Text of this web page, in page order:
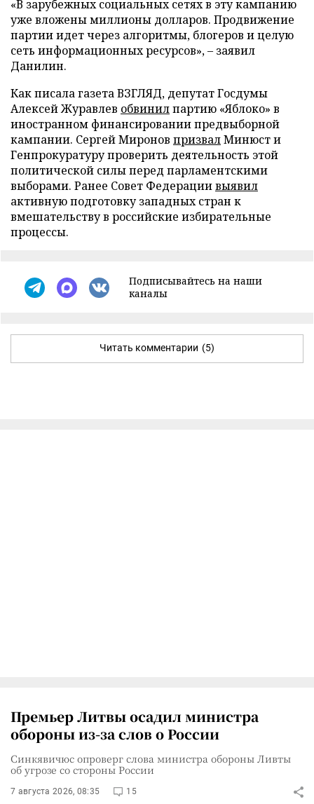
«В зарубежных социальных сетях в эту кампанию
уже вложены миллионы долларов. Продвижение
партии идет через алгоритмы, блогеров и целую
сеть информационных ресурсов», – заявил
Данилин.
Как писала газета ВЗГЛЯД, депутат Госдумы
Алексей Журавлев обвинилпартию «Яблоко» в
иностранном финансировании предвыборной
кампании. Сергей Миронов призвалМинюст и
Генпрокуратуру проверить деятельность этой
политической силы перед парламентскими
выборами. Ранее Совет Федерациивыявил
активную подготовку западных стран к
вмешательству в российские избирательные
процессы.
Подписывайтесь на наши
каналы
Читать комментарии (5)
Премьер Литвы осадил министра
обороны из-за слов о России
Синкявичюс опроверг слова министра обороны Ливты
об угрозе со стороны России
7 августа 2026, 08:35 15